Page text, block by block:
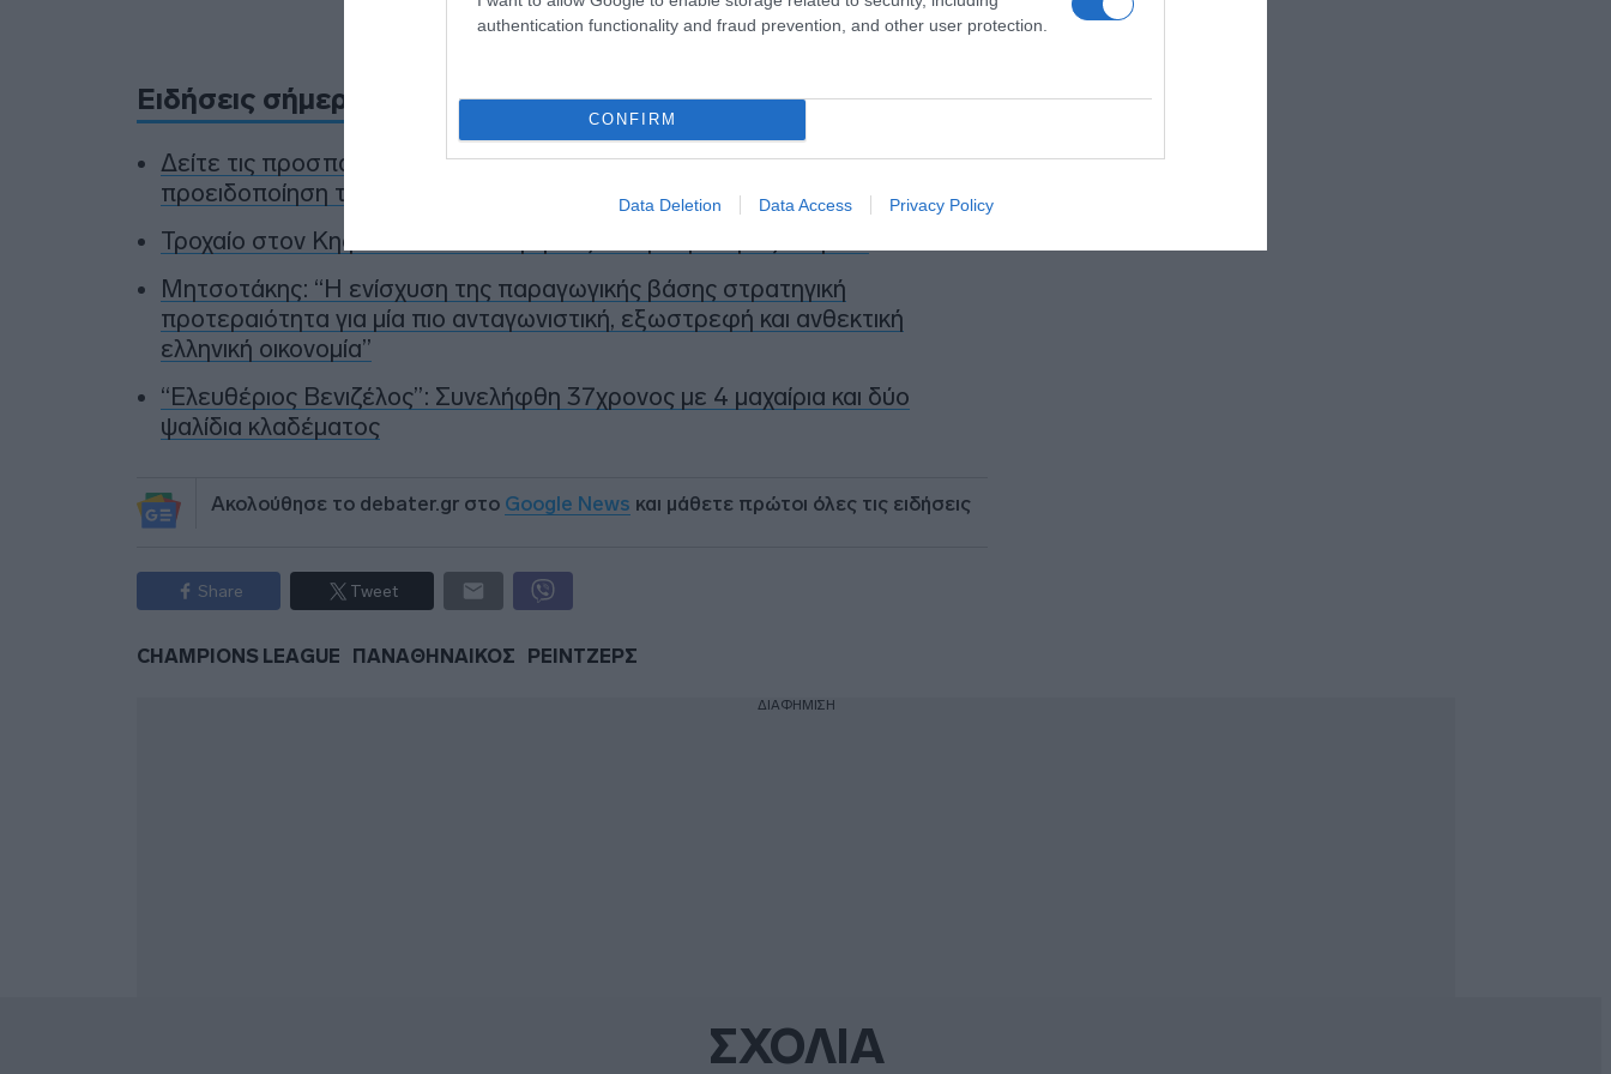
authentication functionality and fraud prevention, and other user protection.
CONFIRM
Data Deletion Data Access Privacy Policy
πηγή στην Google
Ειδήσεις σήμερα
Δείτε τις προσπάθειες χελώνας να γεννήσει σε παραλία της Ρόδου – Η
προειδοποίηση των κατοίκων (βίντεο)
Τροχαίο στον Κηφισό – Καθυστερήσεις στο ρεύμα προς Πειραιά
Μητσοτάκης: “Η ενίσχυση της παραγωγικής βάσης στρατηγική
προτεραιότητα για μία πιο ανταγωνιστική, εξωστρεφή και ανθεκτική
ελληνική οικονομία”
“Ελευθέριος Βενιζέλος”: Συνελήφθη 37χρονος με 4 μαχαίρια και δύο
ψαλίδια κλαδέματος
Ακολούθησε το debater.gr στο Google News και μάθετε πρώτοι όλες τις ειδήσεις
Share Tweet
CHAMPIONS LEAGUE ΠΑΝΑΘΗΝΑΙΚΟΣ ΡΕΙΝΤΖΕΡΣ
ΔΙΑΦΗΜΙΣΗ
ΣΧΟΛΙΑ